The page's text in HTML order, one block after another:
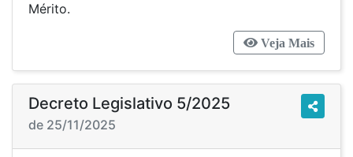
Mérito.
Veja Mais
Decreto Legislativo 5/2025
de 25/11/2025